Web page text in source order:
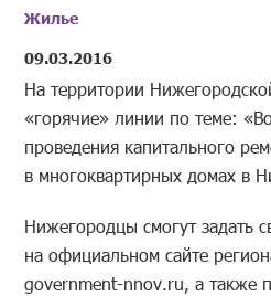
Жилье
09.03.2016
На территории
«горячие» линии по теме:
проведения капитального
в многоквартирных домах в
Нижегородцы смогут задать
на официальном сайте
government-nnov.ru, а также